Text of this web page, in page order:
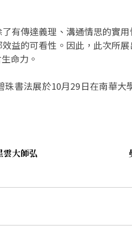
有傳達義理、溝通情思的實
益的可看性。因此，此次所
命力。
珠書法展於10月29日在南華
大師弘